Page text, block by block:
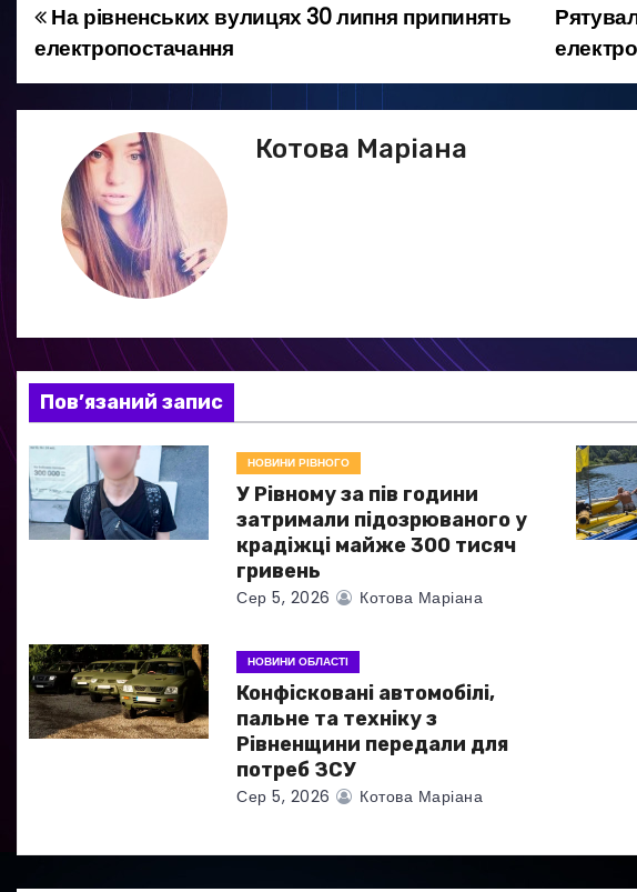
Н
а
в
і
я
з
а
п
і
в
На рівненських вулицях 30 липня припинять
електропостачання
Котова Маріана
Пов’язаний запис
НОВИНИ РІВНОГО
У Рівному за пів години
затримали підозрюваного у
крадіжці майже 300 тисяч
гривень
Сер 5, 2026 Котова Маріана
НОВИНИ ОБЛАСТІ
Конфісковані автомобілі,
пальне та техніку з
Рівненщини передали для
потреб ЗСУ
Сер 5, 2026 Котова Маріана